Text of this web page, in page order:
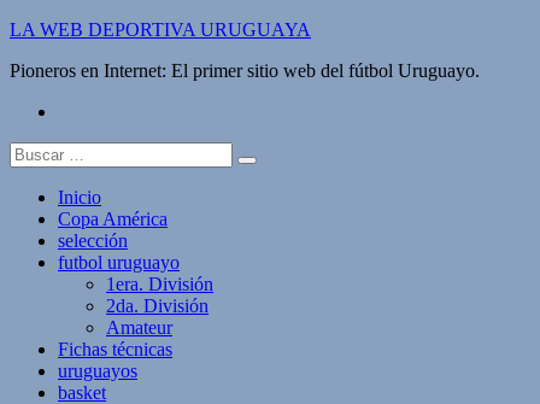
Saltar
contenido
LA WEB DEPORTIVA URUGUAYA
Pioneros en Internet: El primer sitio web del fútbol Uruguayo.
Buscar:
Inicio
Copa América
selección
futbol uruguayo
1era. División
2da. División
Amateur
Fichas técnicas
uruguayos
basket